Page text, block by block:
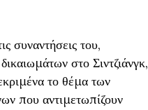
συναντήσεις του,
στο Σιντζιάνγκ,
το θέμα των
που αντιμετωπίζουν